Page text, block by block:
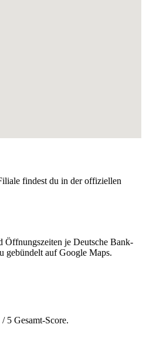
findest du in der offiziellen
Öffnungszeiten je Deutsche Bank-
gebündelt auf Google Maps.
5 Gesamt-Score.